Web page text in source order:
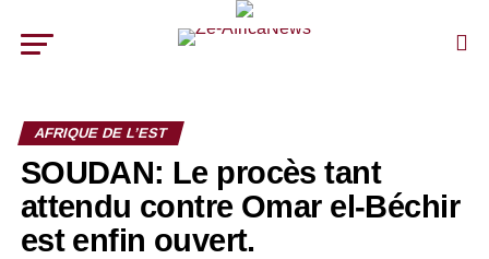
AFRIQUE DE L’EST
SOUDAN: Le procès tant
attendu contre Omar el-Béchir
est enfin ouvert.